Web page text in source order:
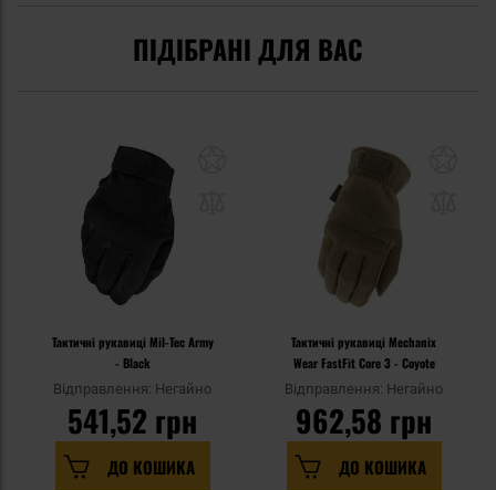
ПІДІБРАНІ ДЛЯ ВАС
Тактичні рукавиці Mil-Tec Army
- Black
Відправлення: Негайно
541,52 грн
ДО КОШИКА
Тактичні рукавиці Mechanix
Wear FastFit Core 3 - Coyote
Відправлення: Негайно
962,58 грн
ДО КОШИКА